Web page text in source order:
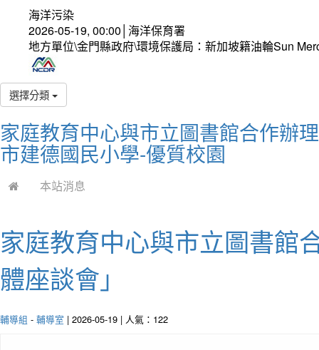
海洋污染
2026-05-19, 00:00│海洋保育署
地方單位\金門縣政府\環境保護局：新加坡籍油輪Sun
選擇分類
家庭教育中心與市立圖書館合作辦
市建德國民小學-優質校園
本站消息
家庭教育中心與市立圖書館
體座談會」
輔導組 - 輔導室 | 2026-05-19 | 人氣：122